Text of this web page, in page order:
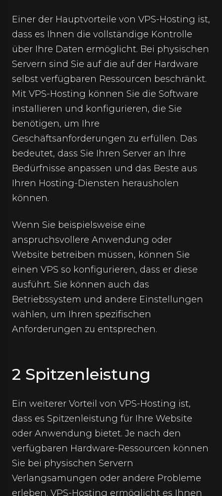
Einer der Hauptvorteile von VPS-Hosting ist,
dass es Ihnen die vollständige Kontrolle
über Ihre Daten ermöglicht. Bei physischen
Servern sind Sie auf die auf der Hardware
selbst verfügbaren Ressourcen beschränkt.
Mit VPS-Hosting können Sie die Software
installieren und konfigurieren, die Sie
benötigen, um Ihre
Geschäftsanforderungen zu erfüllen. Das
bedeutet, dass Sie Ihren Server an Ihre
Bedürfnisse anpassen und das Beste aus
Ihren Hosting-Diensten herausholen
können.
Wenn Sie beispielsweise eine
anspruchsvollere Anwendung oder
Website betreiben müssen, können Sie
einen VPS so konfigurieren, dass er diese
ausführt. Sie können auch das
Betriebssystem und andere Einstellungen
wählen, um Ihren spezifischen
Anforderungen zu entsprechen.
2 Spitzenleistung
Ein weiterer Vorteil von VPS-Hosting ist,
dass es Spitzenleistung für Ihre Website
oder Anwendung bietet. Je nach den
verfügbaren Hardware-Ressourcen können
Sie bei physischen Servern
Verlangsamungen oder andere Probleme
erleben. VPS-Hosting ermöglicht es Ihnen